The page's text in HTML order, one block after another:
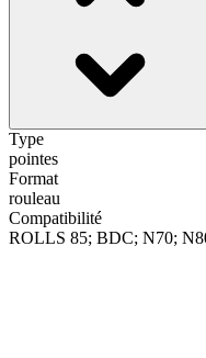
Type
pointes
Format
rouleau
Compatibilité
ROLLS 85; BDC; N70;